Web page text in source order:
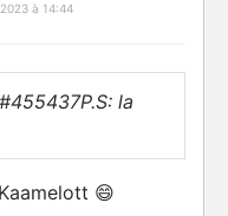
à 14:44
#455437P.S: la
😄